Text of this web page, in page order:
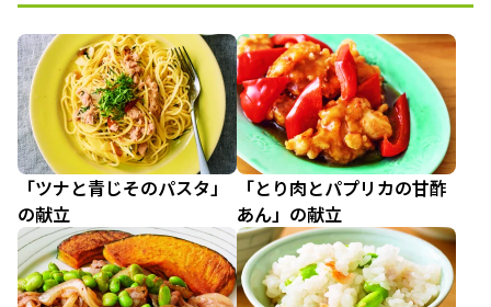
「ツナと青じそのパスタ」
の献立
「とり肉とパプリカの甘酢
あん」の献立